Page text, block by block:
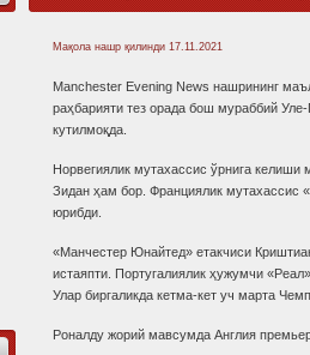
Мақола нашр қилинди 17.11.2021
Manchester Evening News нашрининг
раҳбарияти тез орада бош мураббий
кутилмоқда.
Норвегиялик мутахассис ўрнига
Зидан ҳам бор. Франциялик мутахассис
юрибди.
«Манчестер Юнайтед» етакчиси
истаяпти. Португалиялик ҳужумчи
Улар биргаликда кетма-кет уч марта
Роналду жорий мавсумда Англия